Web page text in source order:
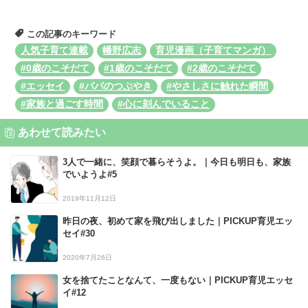
この記事のキーワード
人気子育て連載
幡野広志
育児漫画（子育てマンガ）
#0歳のこそだて
#1歳のこそだて
#2歳のこそだて
#エッセイ
#パパのつぶやき
#やさしさに触れた瞬間
#家族と過ごす時間
#心に刻んでいること
あわせて読みたい
3人で一緒に、笑顔で暮らそうよ。｜今日も明日も、家族
でいようよ#5
2019年11月12日
昨日の夜、初めて家を飛び出しました｜PICKUP育児エッ
セイ#30
2020年7月26日
女を捨てたことなんて、一度もない｜PICKUP育児エッセ
イ#12